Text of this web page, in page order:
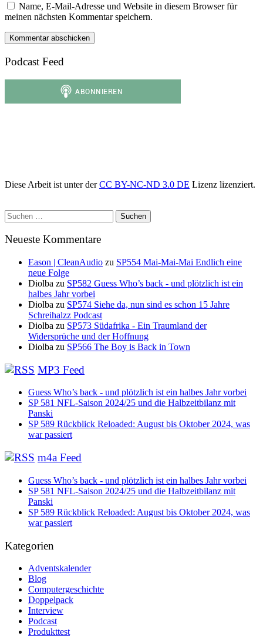
Name, E-Mail-Adresse und Website in diesem Browser für
meinen nächsten Kommentar speichern.
Podcast Feed
Diese Arbeit ist unter derCC BY-NC-ND 3.0 DE Lizenz lizenziert.
Suchen
nach:
Neueste Kommentare
Eason | CleanAudio zu SP554 Mai-Mai-Mai Endlich eine
neue Folge
Diolba zu SP582 Guess Who’s back - und plötzlich ist ein
halbes Jahr vorbei
Diolba zu SP574 Siehe da, nun sind es schon 15 Jahre
Schreihalzz Podcast
Diolba zu SP573 Südafrika - Ein Traumland der
Widersprüche und der Hoffnung
Diolba zu SP566 The Boy is Back in Town
MP3 Feed
Guess Who’s back - und plötzlich ist ein halbes Jahr vorbei
SP 581 NFL-Saison 2024/25 und die Halbzeitbilanz mit
Panski
SP 589 Rückblick Reloaded: August bis Oktober 2024, was
war passiert
m4a Feed
Guess Who’s back - und plötzlich ist ein halbes Jahr vorbei
SP 581 NFL-Saison 2024/25 und die Halbzeitbilanz mit
Panski
SP 589 Rückblick Reloaded: August bis Oktober 2024, was
war passiert
Kategorien
Adventskalender
Blog
Computergeschichte
Doppelpack
Interview
Podcast
Produkttest